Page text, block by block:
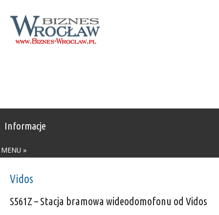
Informacje
MENU »
Vidos
S561Z – Stacja bramowa wideodomofonu od Vidos